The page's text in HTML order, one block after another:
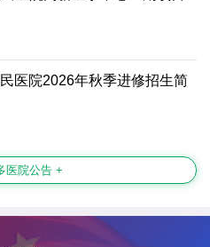
医院2026年秋季进修招生简
医院公告 +